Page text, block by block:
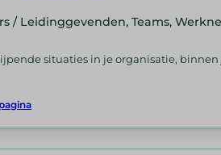
/ Leidinggevenden, Teams,
situaties in je organisatie,